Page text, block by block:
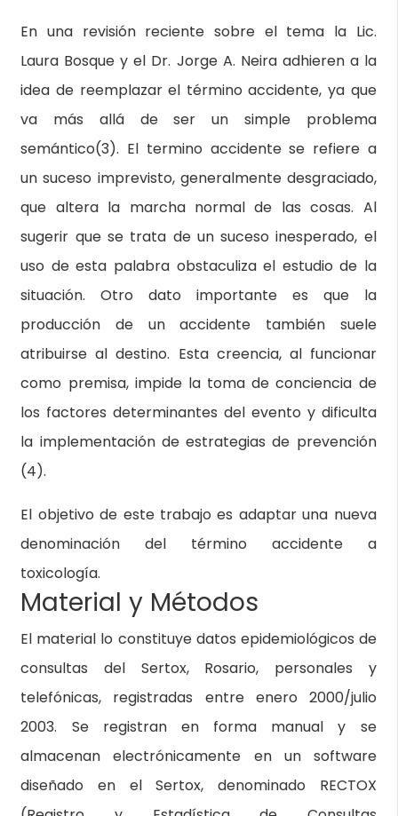
En una revisión reciente sobre el tema la Lic.
Laura Bosque y el Dr. Jorge A. Neira adhieren a la
idea de reemplazar el término accidente, ya que
va más allá de ser un simple problema
semántico(3). El termino accidente se refiere a
un suceso imprevisto, generalmente desgraciado,
que altera la marcha normal de las cosas. Al
sugerir que se trata de un suceso inesperado, el
uso de esta palabra obstaculiza el estudio de la
situación. Otro dato importante es que la
producción de un accidente también suele
atribuirse al destino. Esta creencia, al funcionar
como premisa, impide la toma de conciencia de
los factores determinantes del evento y dificulta
la implementación de estrategias de prevención
(4).
El objetivo de este trabajo es adaptar una nueva
denominación del término accidente a
toxicología.
Material y Métodos
El material lo constituye datos epidemiológicos de
consultas del Sertox, Rosario, personales y
telefónicas, registradas entre enero 2000/julio
2003. Se registran en forma manual y se
almacenan electrónicamente en un software
diseñado en el Sertox, denominado RECTOX